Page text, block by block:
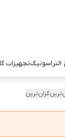
تجهیزات
گران‌ترین